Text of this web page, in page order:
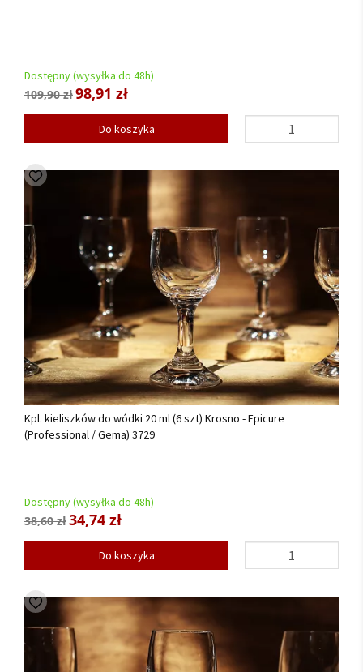
Dostępny (wysyłka do 48h)
109,90 zł98,91 zł
Do koszyka
Kpl. kieliszków do wódki 20 ml (6 szt) Krosno - Epicure
(Professional / Gema) 3729
Dostępny (wysyłka do 48h)
38,60 zł34,74 zł
Do koszyka